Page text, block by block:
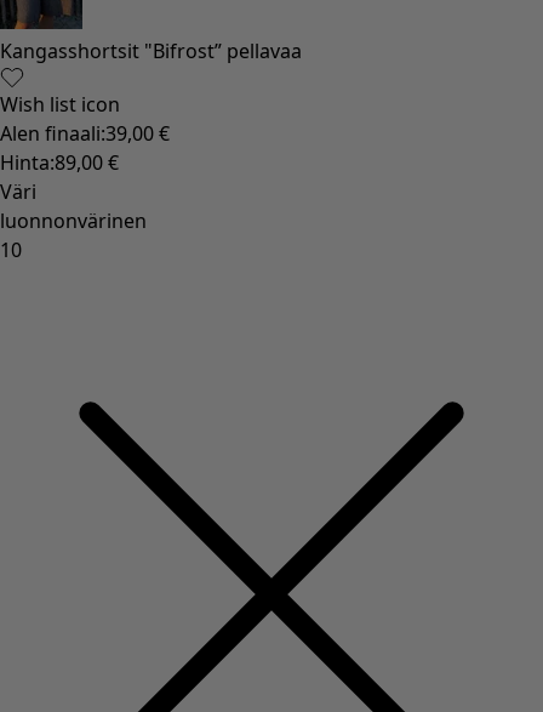
Hauska sisustus
Värikäs sisustus
Luonnollinen sisustus
Boheemi sisustus
Skandinaavinen sisustus
Kodikas sisustus